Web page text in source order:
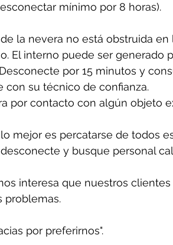
mínimo por 8 horas).
la nevera no está obstruida en
El interno puede ser generado
por 15 minutos y
con su técnico de confianza.
por contacto con algún objeto
mejor es percatarse de todos
y busque personal
interesa que nuestros
problemas.
por preferirnos".